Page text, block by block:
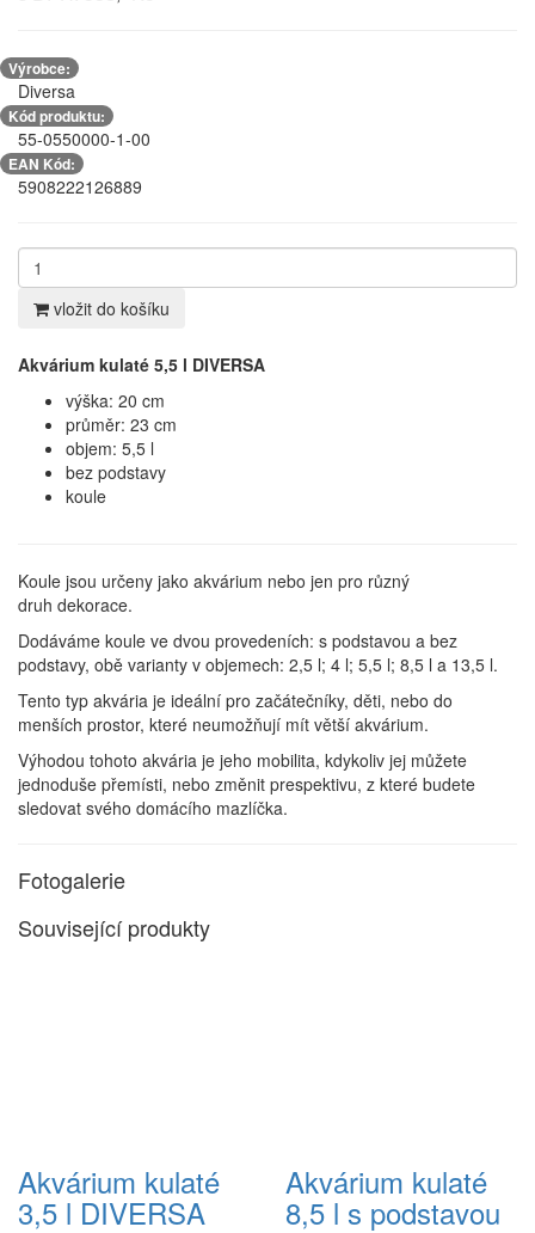
Výrobce:
Diversa
Kód produktu:
55-0550000-1-00
EAN Kód:
5908222126889
vložit do košíku
Akvárium kulaté 5,5 l DIVERSA
výška: 20 cm
průměr: 23 cm
objem: 5,5 l
bez podstavy
koule
Koule jsou určeny jako akvárium nebo jen pro různý
druh dekorace.
Dodáváme koule ve dvou provedeních: s podstavou a bez
podstavy, obě varianty v objemech: 2,5 l; 4 l; 5,5 l; 8,5 l a 13,5 l.
Tento typ akvária je ideální pro začátečníky, děti, nebo do
menších prostor, které neumožňují mít větší akvárium.
Výhodou tohoto akvária je jeho mobilita, kdykoliv jej můžete
jednoduše přemísti, nebo změnit prespektivu, z které budete
sledovat svého domácího mazlíčka.
Fotogalerie
Související produkty
Akvárium kulaté
3,5 l DIVERSA
Akvárium kulaté
8,5 l s podstavou